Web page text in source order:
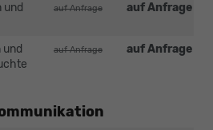
auf Anfrage
auf Anfrage
und
auf Anfrage
auf Anfrage